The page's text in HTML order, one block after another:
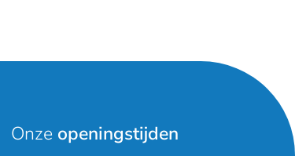
Onze openingstijden